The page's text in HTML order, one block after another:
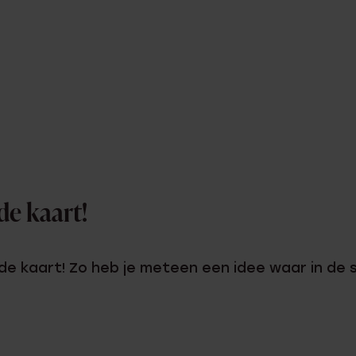
kaart!
kaart! Zo heb je meteen een idee waar in